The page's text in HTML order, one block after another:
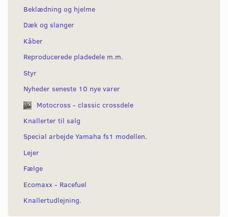
Beklædning og hjelme
Dæk og slanger
Kåber
Reproducerede pladedele m.m.
Styr
Nyheder seneste 10 nye varer
Motocross - classic crossdele
Knallerter til salg
Special arbejde Yamaha fs1 modellen.
Lejer
Fælge
Ecomaxx - Racefuel
Knallertudlejning.